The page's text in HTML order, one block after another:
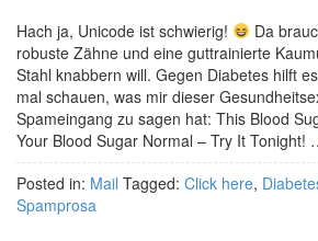
Hach ja, Unicode ist schwierig!
Da
robuste Zähne und eine guttrainierte
Stahl knabbern will. Gegen Diabetes hilft
mal schauen, was mir dieser
Spameingang zu sagen hat: This Blood
Your Blood Sugar Normal – Try It Tonight!
Posted in: Mail Tagged: Click here,
Spamprosa